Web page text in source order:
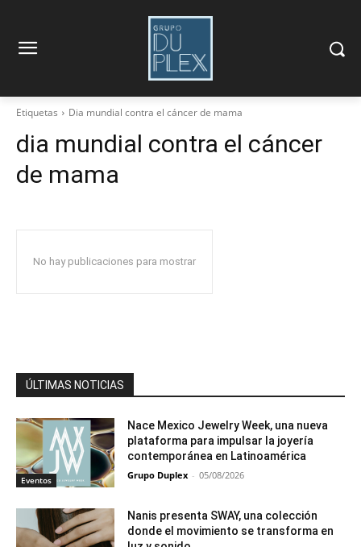
Etiquetas Dia mundial contra el cáncer de mama
dia mundial contra el cáncer
de mama
No hay publicaciones para mostrar
ÚLTIMAS NOTICIAS
Eventos
Nace Mexico Jewelry Week, una nueva
plataforma para impulsar la joyería
contemporánea en Latinoamérica
Grupo Duplex - 05/08/2026
Nanis presenta SWAY, una colección
donde el movimiento se transforma en